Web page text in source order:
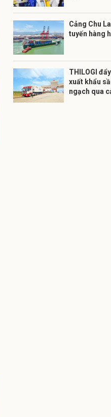
Cảng Chu
tuyến hàng
THILOGI
xuất khẩu
ngạch qua